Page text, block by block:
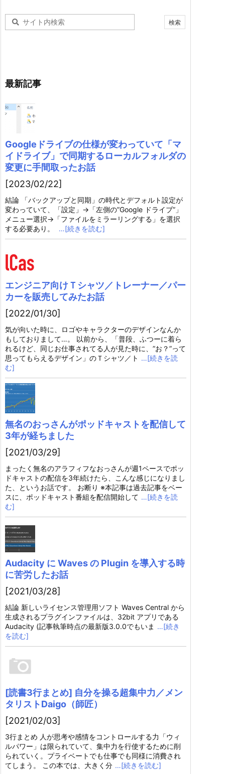
最新記事
Googleドライブの仕様が変わっていて「マ
イドライブ」で同期するローカルフォルダの
変更に手間取ったお話
[2023/02/22]
結論 「バックアップと同期」の時代とデフォルト設定が
変わっていて、「設定」→「左側の”Google ドライブ”」
メニュー選択→「ファイルをミラーリングする」を選択
する必要あり。
…[続きを読む]
エンジニア向けＴシャツ／トレーナー／パー
カーを販売してみたお話
[2022/01/30]
気が向いた時に、ロゴやキャラクターのデザインなんか
もしておりまして…。 以前から、「普段、ふつーに着ら
れるけど、同じお仕事されてる人が見た時に、”お？”って
思ってもらえるデザイン」のＴシャツ／ト …[続きを読
む]
無名のおっさんがポッドキャストを配信して
3年が経ちました
[2021/03/29]
まったく無名のアラフィフなおっさんが週1ペースでポッ
ドキャストの配信を3年続けたら、こんな感じになりまし
た、というお話です。 お断り ※本記事は過去記事をベー
スに、ポッドキャスト番組を配信開始して …[続きを読
む]
Audacity に Waves の Plugin を導入する時
に苦労したお話
[2021/03/28]
結論 新しいライセンス管理用ソフト Waves Central から
生成されるプラグインファイルは、32bit アプリである
Audacity (記事執筆時点の最新版3.0.0でもいま …[続き
を読む]
[読書3行まとめ] 自分を操る超集中力／メン
タリストDaigo（師匠）
[2021/02/03]
3行まとめ 人が思考や感情をコントロールする力「ウィ
ルパワー」は限られていて、集中力を行使するために削
られていく。プライベートでも仕事でも同様に消費され
てしまう。 この本では、大きく分 …[続きを読む]